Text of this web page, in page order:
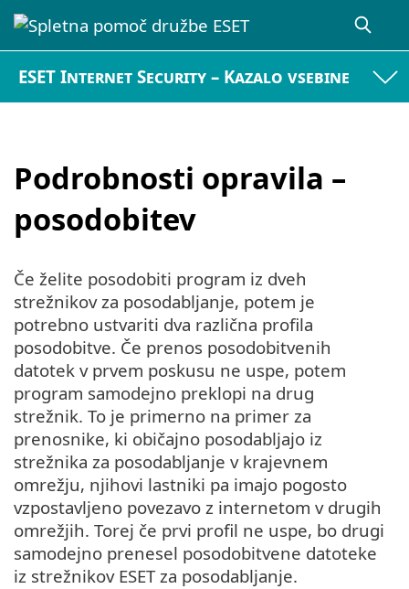
ESET Internet Security – Kazalo vsebine
Podrobnosti opravila –
posodobitev
Če želite posodobiti program iz dveh
strežnikov za posodabljanje, potem je
potrebno ustvariti dva različna profila
posodobitve. Če prenos posodobitvenih
datotek v prvem poskusu ne uspe, potem
program samodejno preklopi na drug
strežnik. To je primerno na primer za
prenosnike, ki običajno posodabljajo iz
strežnika za posodabljanje v krajevnem
omrežju, njihovi lastniki pa imajo pogosto
vzpostavljeno povezavo z internetom v drugih
omrežjih. Torej če prvi profil ne uspe, bo drugi
samodejno prenesel posodobitvene datoteke
iz strežnikov ESET za posodabljanje.